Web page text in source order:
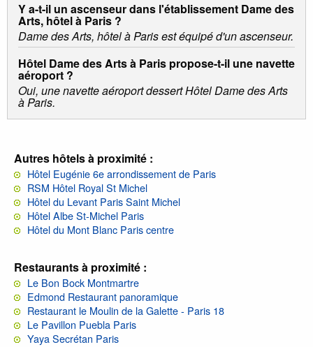
Y a-t-il un ascenseur dans l'établissement Dame des
Arts, hôtel à Paris ?
Dame des Arts, hôtel à Paris est équipé d'un ascenseur.
Hôtel Dame des Arts à Paris propose-t-il une navette
aéroport ?
Oui, une navette aéroport dessert Hôtel Dame des Arts
à Paris.
Autres hôtels à proximité :
Hôtel Eugénie 6e arrondissement de Paris
RSM Hôtel Royal St Michel
Hôtel du Levant Paris Saint Michel
Hôtel Albe St-Michel Paris
Hôtel du Mont Blanc Paris centre
Restaurants à proximité :
Le Bon Bock Montmartre
Edmond Restaurant panoramique
Restaurant le Moulin de la Galette - Paris 18
Le Pavillon Puebla Paris
Yaya Secrétan Paris